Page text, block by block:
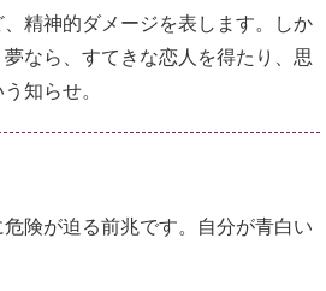
精神的ダメージを表します。しか
なら、すてきな恋人を得たり、思
知らせ。
険が迫る前兆です。自分が青白い